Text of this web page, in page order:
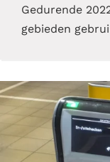
Gedurende
gebieden